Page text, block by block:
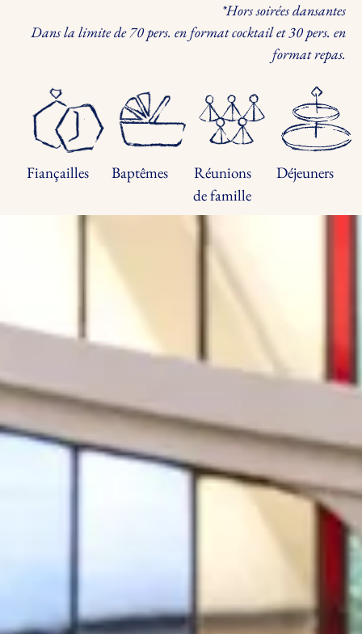
*Hors soirées dansantes
Dans la limite de 70 pers. en format cocktail et 30 pers. en
format repas.
Fiançailles Baptêmes
Réunions
de famille
Déjeuners